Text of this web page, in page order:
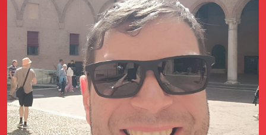
Le testimonianze Club di Più
La fondatrice Valeria Pilla
Annunci Donne
Agenzia matrimoniale Club di Più
Love Notebook